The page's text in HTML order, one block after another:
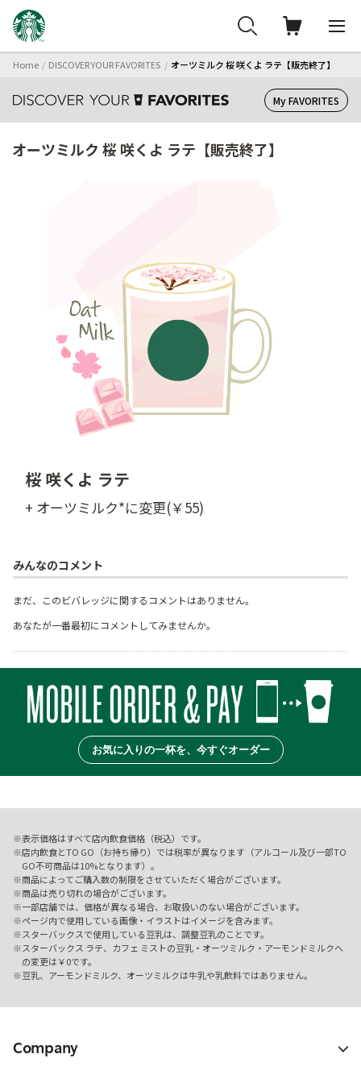
Home DISCOVER YOUR FAVORITES オーツミルク 桜 咲くよ ラテ【販売終了】
My FAVORITES
オーツミルク 桜 咲くよ ラテ【販売終了】
桜 咲くよ ラテ
+ オーツミルク*に変更(￥55)
みんなのコメント
まだ、このビバレッジに関するコメントはありません。
あなたが一番最初にコメントしてみませんか。
お気に入りの一杯を、今すぐオーダー
表示価格はすべて店内飲食価格（税込）です。
店内飲食とTO GO（お持ち帰り）では税率が異なります（アルコール及び一部TO
GO不可商品は10%となります）。
商品によってご購入数の制限をさせていただく場合がございます。
商品は売り切れの場合がございます。
一部店舗では、価格が異なる場合、お取扱いのない場合がございます。
ページ内で使用している画像・イラストはイメージを含みます。
スターバックスで使用している豆乳は、調整豆乳のことです。
スターバックス ラテ、カフェ ミストの豆乳・オーツミルク・アーモンドミルクへ
の変更は￥0です。
豆乳、アーモンドミルク、オーツミルクは牛乳や乳飲料ではありません。
Company